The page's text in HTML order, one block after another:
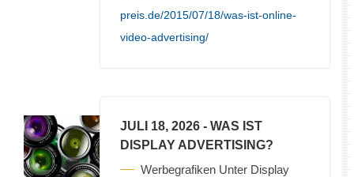
preis.de/2015/07/18/was-ist-online-
video-advertising/
JULI 18, 2026 - WAS IST
DISPLAY ADVERTISING?
Werbegrafiken Unter Display